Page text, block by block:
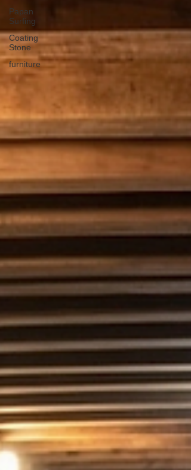
Papan
Surfing
Coating
Stone
furniture